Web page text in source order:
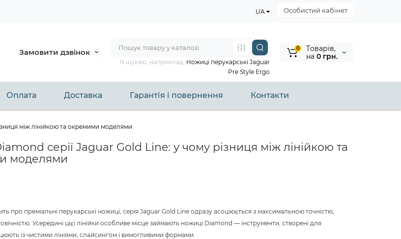
Особистий кабінет
UA
Замовити дзвінок
Я шукаю, наприклад, Ножиці перукарські Jaguar
Pre Style Ergo
0
Tоварів,
на 0 грн.
Оплата Доставка Гарантія і повернення Контакти
між лінійкою та окремими моделями
серії Jaguar Gold Line: у чому різниця між лінійкою та
моделями
про преміальні перукарські ножиці, серія Jaguar Gold Line одразу асоціюється з максимальною точністю,
Усередині цієї лінійки особливе місце займають ножиці Diamond — інструменти, створені для
із чистими лініями, слайсингом і вимогливими формами.